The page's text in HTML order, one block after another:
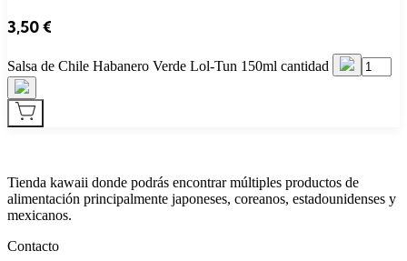
3,50€
Salsa de Chile Habanero Verde Lol-Tun 150ml cantidad
Tienda kawaii donde podrás encontrar múltiples productos de
alimentación principalmente japoneses, coreanos, estadounidenses y
mexicanos.
Contacto